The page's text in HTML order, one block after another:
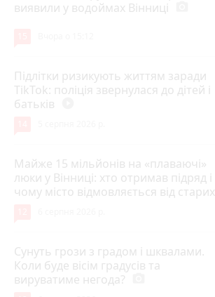
виявили у водоймах Вінниці
Підлітки ризикують життям заради
TikTok: поліція звернулася до дітей і
батьків
Майже 15 мільйонів на «плаваючі»
люки у Вінниці: хто отримав підряд і
чому місто відмовляється від старих
Сунуть грози з градом і шквалами.
Коли буде вісім градусів та
вируватиме негода?